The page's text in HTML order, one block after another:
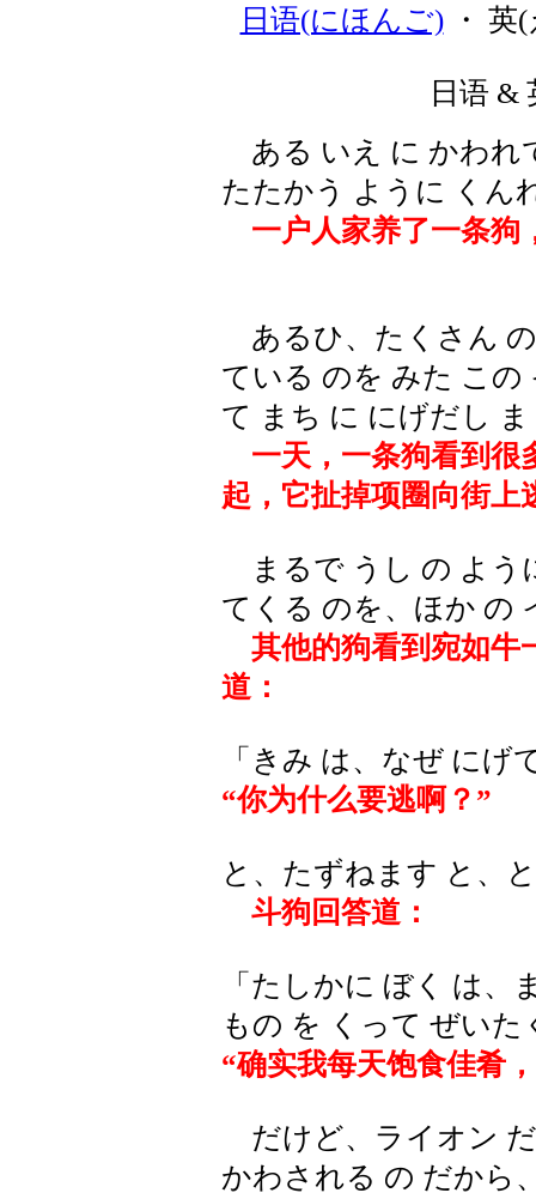
日语(にほんご)・ 英(
日语 &
ある いえ に かわれ
たたかう ように くん
一户人家养了一条狗
あるひ、たくさん
ている のを みた こ
て まち に にげだし
一天，一条狗看到很
起，它扯掉项圈向街上
まるで うし の よう
てくる のを、ほか の
其他的狗看到宛如牛
道：
「きみ は、なぜ にげ
“你为什么要逃啊？”
と、たずねます と、
斗狗回答道：
「たしかに ぼく は
もの を くって ぜい
“确实我每天饱食佳肴
だけど、ライオン
かわされる の だから